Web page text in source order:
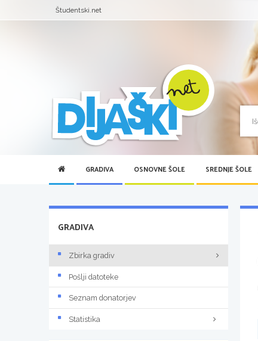
Študentski.net
GRADIVA OSNOVNE ŠOLE SREDNJE ŠOLE
GRADIVA
Zbirka gradiv
Pošlji datoteke
Seznam donatorjev
Statistika